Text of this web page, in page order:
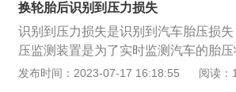
换轮胎后识别到压力损失
识别到压力损失是识别到汽车胎压损
压监测装置是为了实时监测汽车的胎
实时显示胎压数值，但是大部分都带
发布时间：2023-07-17 16:18:55 阅读：